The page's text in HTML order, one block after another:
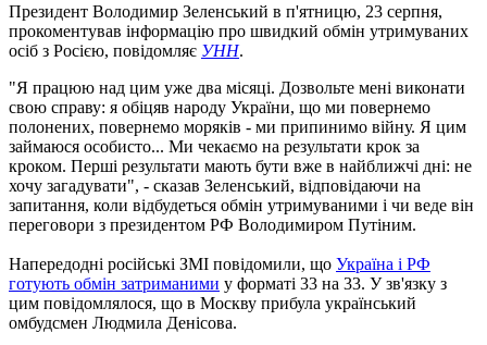
Президент Володимир Зеленський в п'ятницю, 23 серпня,
прокоментував інформацію про швидкий обмін утримуваних
осіб з Росією, повідомляє УНН.
"Я працюю над цим уже два місяці. Дозвольте мені виконати
свою справу: я обіцяв народу України, що ми повернемо
полонених, повернемо моряків - ми припинимо війну. Я цим
займаюся особисто... Ми чекаємо на результати крок за
кроком. Перші результати мають бути вже в найближчі дні: не
хочу загадувати", - сказав Зеленський, відповідаючи на
запитання, коли відбудеться обмін утримуваними і чи веде він
переговори з президентом РФ Володимиром Путіним.
Напередодні російські ЗМІ повідомили, що Україна і РФ
готують обмін затриманими у форматі 33 на 33. У зв'язку з
цим повідомлялося, що в Москву прибула український
омбудсмен Людмила Денісова.